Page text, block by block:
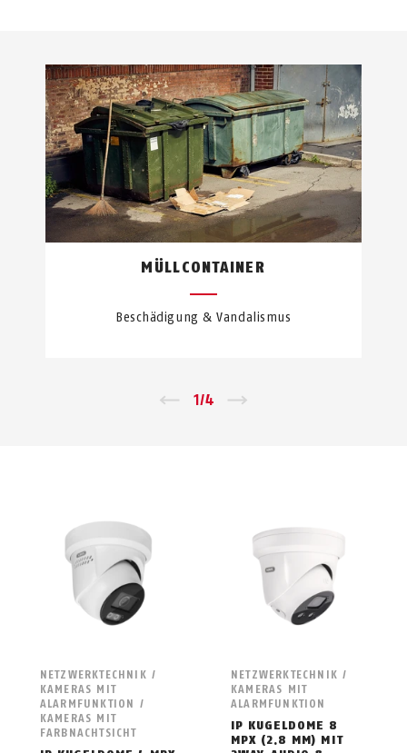
MÜLLCONTAINER
Beschädigung & Vandalismus
1/4
NETZWERKTECHNIK /
KAMERAS MIT
ALARMFUNKTION /
KAMERAS MIT
FARBNACHTSICHT
NETZWERKTECHNIK /
KAMERAS MIT
ALARMFUNKTION
IP KUGELDOME 8
MPX (2.8 MM) MIT